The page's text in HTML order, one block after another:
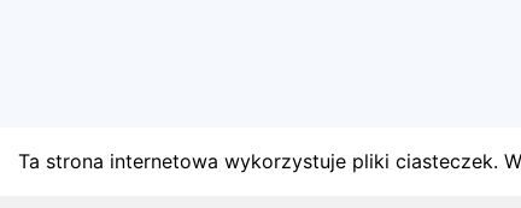
Ta strona internetowa wykorzystuje pliki ciasteczek.